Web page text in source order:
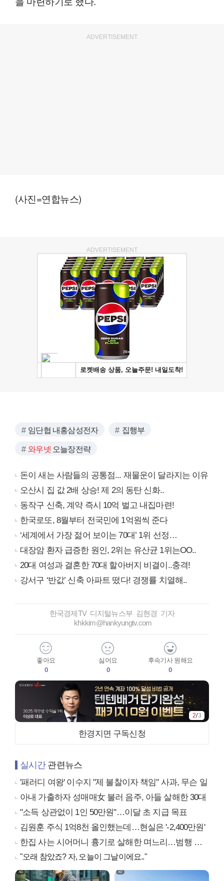
ADVERTISEMENT
(사진=연합뉴스)
ADVERTISEMENT
임단협 내홍삼성전자 집행부
와우넷 오늘장전략
돈이 새는 사람들의 공통점... 재물운이 달라지는 이유
오산시 집 값 2배 상승! 제 2의 동탄 신화..
동작구 신축, 계약 즉시 10억 벌고 내집마련!
한국로또, 8월부터 전국민에 1억원씩 준다
‘세계에서 가장 젊어 보이는 70대’ 1위 선정…
대장암 환자 급증한 원인, 2위는 유산균 1위는OO..
20대 여성과 결혼한 70대 할아버지 비결이..충격!
강서구 ‘반값’ 신축 아파트 떴다! 경쟁률 치열해..
한국경제TV 디지털뉴스부 김현경 기자
khkkim@hankyungtv.com
좋아요
0
싫어요
0
후속기사 원해요
0
3/3
한경지면 구독신청
실시간관련뉴스
'패러디 여왕' 이수지 "제 불찰이자 책임" 사과, 무슨 일
아내 가출하자 성매매女 불러 음주, 아들 살해한 30대
"소득 상관없이 1인 50만원"…이달 초 지급 목표
김원훈 주식 1억8천 올인했는데…현실은 '-2,400만원'
한집 사는 시어머니 흉기로 살해한 며느리…범행 동기는
"오래 참았죠? 자, 오늘이 그날이에요.."